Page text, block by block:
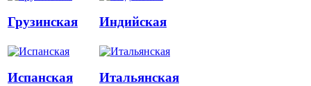
Грузинская Индийская
Испанская Итальянская